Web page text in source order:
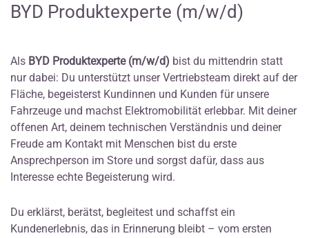
BYD Produktexperte (m/w/d)
Als BYD Produktexperte (m/w/d) bist du mittendrin statt
nur dabei: Du unterstützt unser Vertriebsteam direkt auf der
Fläche, begeisterst Kundinnen und Kunden für unsere
Fahrzeuge und machst Elektromobilität erlebbar. Mit deiner
offenen Art, deinem technischen Verständnis und deiner
Freude am Kontakt mit Menschen bist du erste
Ansprechperson im Store und sorgst dafür, dass aus
Interesse echte Begeisterung wird.
Du erklärst, berätst, begleitest und schaffst ein
Kundenerlebnis, das in Erinnerung bleibt – vom ersten